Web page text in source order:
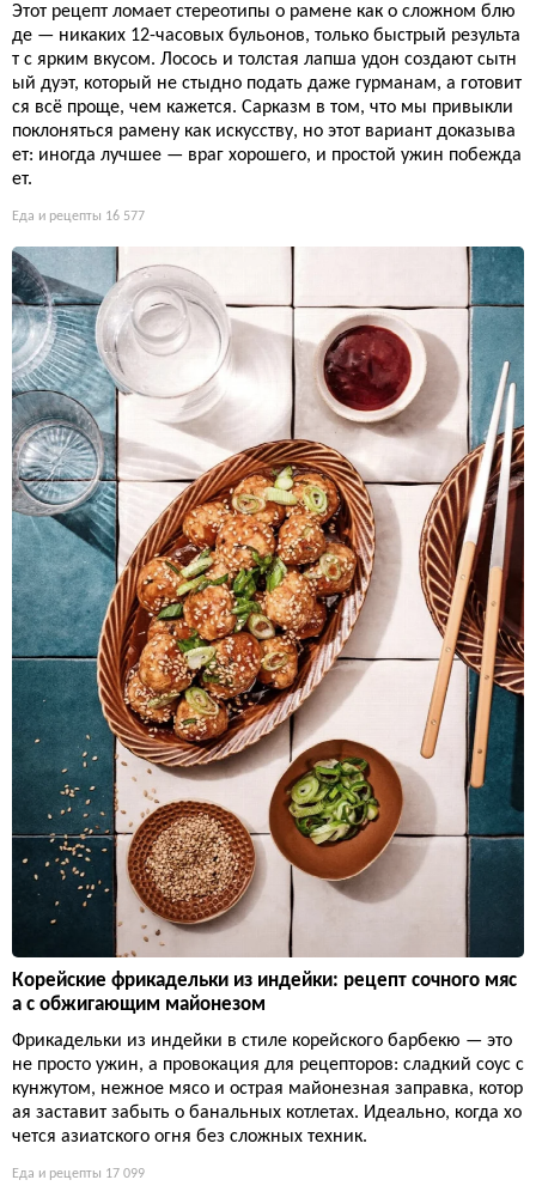
Этот рецепт ломает стереотипы о рамене как о сложном блю
де — никаких 12-часовых бульонов, только быстрый результа
т с ярким вкусом. Лосось и толстая лапша удон создают сытн
ый дуэт, который не стыдно подать даже гурманам, а готовит
ся всё проще, чем кажется. Сарказм в том, что мы привыкли
поклоняться рамену как искусству, но этот вариант доказыва
ет: иногда лучшее — враг хорошего, и простой ужин побежда
ет.
Еда и рецепты 16 577
Корейские фрикадельки из индейки: рецепт сочного мяс
а с обжигающим майонезом
Фрикадельки из индейки в стиле корейского барбекю — это
не просто ужин, а провокация для рецепторов: сладкий соус с
кунжутом, нежное мясо и острая майонезная заправка, котор
ая заставит забыть о банальных котлетах. Идеально, когда хо
чется азиатского огня без сложных техник.
Еда и рецепты 17 099